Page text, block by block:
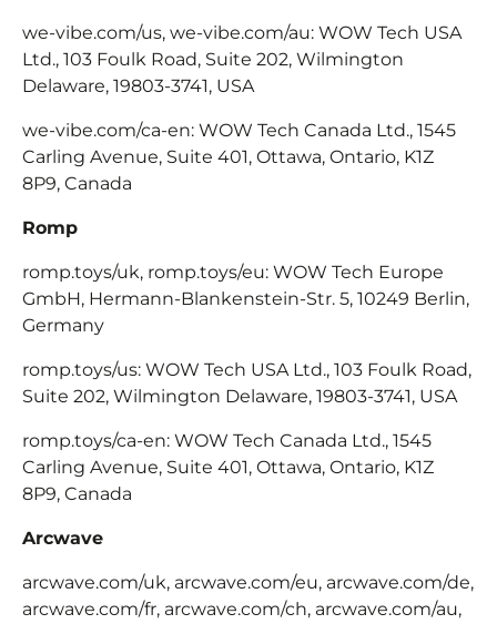
we-vibe.com/us, we-vibe.com/au: WOW Tech USA
Ltd., 103 Foulk Road, Suite 202, Wilmington
Delaware, 19803-3741, USA
we-vibe.com/ca-en: WOW Tech Canada Ltd., 1545
Carling Avenue, Suite 401, Ottawa, Ontario, K1Z
8P9, Canada
Romp
romp.toys/uk, romp.toys/eu: WOW Tech Europe
GmbH, Hermann-Blankenstein-Str. 5, 10249 Berlin,
Germany
romp.toys/us: WOW Tech USA Ltd., 103 Foulk Road,
Suite 202, Wilmington Delaware, 19803-3741, USA
romp.toys/ca-en: WOW Tech Canada Ltd., 1545
Carling Avenue, Suite 401, Ottawa, Ontario, K1Z
8P9, Canada
Arcwave
arcwave.com/uk, arcwave.com/eu, arcwave.com/de,
arcwave.com/fr, arcwave.com/ch, arcwave.com/au,